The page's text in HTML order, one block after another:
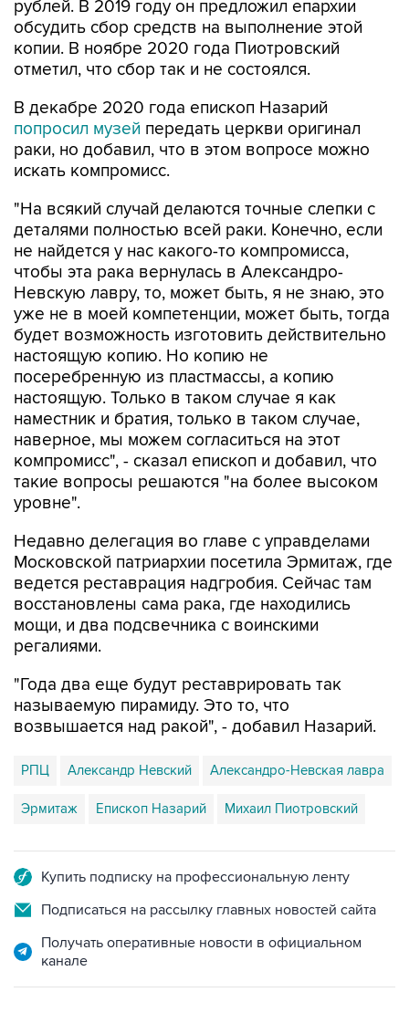
рублей. В 2019 году он предложил епархии
обсудить сбор средств на выполнение этой
копии. В ноябре 2020 года Пиотровский
отметил, что сбор так и не состоялся.
В декабре 2020 года епископ Назарий
попросил музей передать церкви оригинал
раки, но добавил, что в этом вопросе можно
искать компромисс.
"На всякий случай делаются точные слепки с
деталями полностью всей раки. Конечно, если
не найдется у нас какого-то компромисса,
чтобы эта рака вернулась в Александро-
Невскую лавру, то, может быть, я не знаю, это
уже не в моей компетенции, может быть, тогда
будет возможность изготовить действительно
настоящую копию. Но копию не
посеребренную из пластмассы, а копию
настоящую. Только в таком случае я как
наместник и братия, только в таком случае,
наверное, мы можем согласиться на этот
компромисс", - сказал епископ и добавил, что
такие вопросы решаются "на более высоком
уровне".
Недавно делегация во главе с управделами
Московской патриархии посетила Эрмитаж, где
ведется реставрация надгробия. Сейчас там
восстановлены сама рака, где находились
мощи, и два подсвечника с воинскими
регалиями.
"Года два еще будут реставрировать так
называемую пирамиду. Это то, что
возвышается над ракой", - добавил Назарий.
РПЦ Александр Невский Александро-Невская лавра
Эрмитаж Епископ Назарий Михаил Пиотровский
Купить подписку на профессиональную ленту
Подписаться на рассылку главных новостей сайта
Получать оперативные новости в официальном
канале